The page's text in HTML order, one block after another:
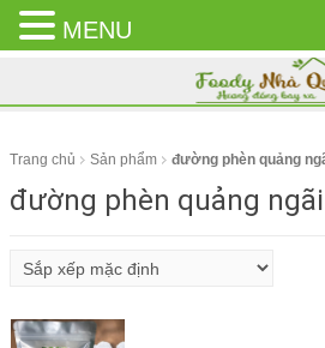
CLOSE
MENU
Trang chủ Sản phẩm đường phèn quảng
đường phèn quảng
MENU